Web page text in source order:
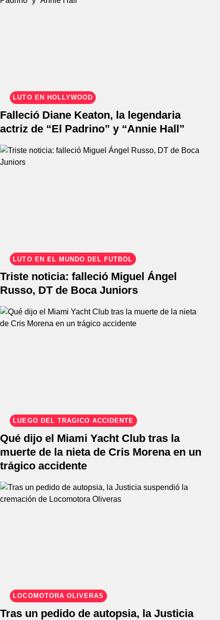
LUTO EN HOLLYWOOD
Falleció Diane Keaton, la legendaria
actriz de “El Padrino” y “Annie Hall”
LUTO EN EL MUNDO DEL FÚTBOL
Triste noticia: falleció Miguel Ángel
Russo, DT de Boca Juniors
LUEGO DEL TRÁGICO ACCIDENTE
Qué dijo el Miami Yacht Club tras la
muerte de la nieta de Cris Morena en un
trágico accidente
LOCOMOTORA OLIVERAS
Tras un pedido de autopsia, la Justicia